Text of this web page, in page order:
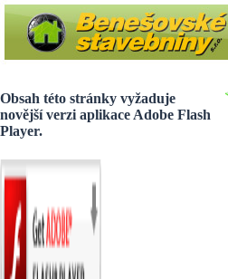
Obsah této stránky vyžaduje
novější verzi aplikace Adobe Flash
Player.